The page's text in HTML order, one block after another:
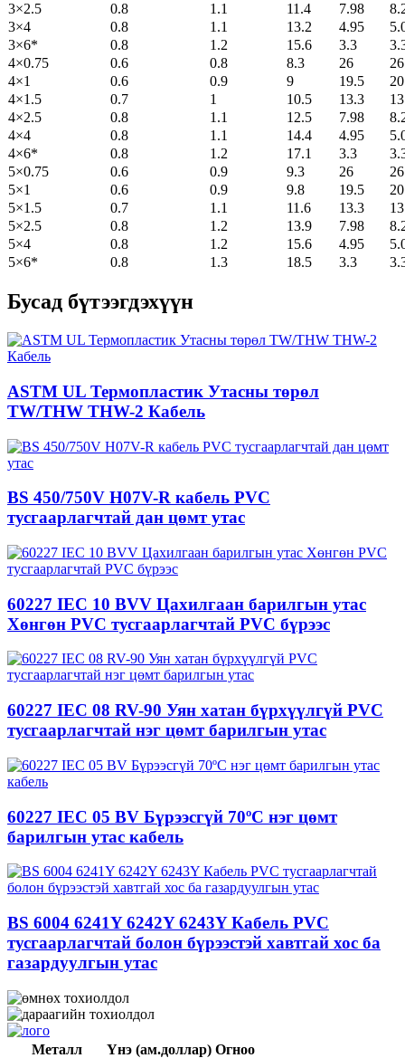
3×2.5
0.8 1.1 11.4 7.98
3×4
0.8 1.1 13.2 4.95
3×6*
0.8 1.2 15.6 3.3
4×0.75
0.6 0.8 8.3 26
4×1
0.6 0.9 9 19.5
20
4×1.5
0.7 1 10.5 13.3
4×2.5
0.8 1.1 12.5 7.98
4×4
0.8 1.1 14.4 4.95
4×6*
0.8 1.2 17.1 3.3
5×0.75
0.6 0.9 9.3 26
5×1
0.6 0.9 9.8 19.5
20
5×1.5
0.7 1.1 11.6 13.3
5×2.5
0.8 1.2 13.9 7.98
5×4
0.8 1.2 15.6 4.95
5×6*
0.8 1.3 18.5 3.3
Бусад бүтээгдэхүүн
ASTM UL Термопластик Утасны төрөл
TW/THW THW-2 Кабель
BS 450/750V H07V-R кабель PVC
тусгаарлагчтай дан цөмт утас
60227 IEC 10 BVV Цахилгаан барилгын утас
Хөнгөн PVC тусгаарлагчтай PVC бүрээс
60227 IEC 08 RV-90 Уян хатан бүрхүүлгүй PVC
тусгаарлагчтай нэг цөмт барилгын утас
60227 IEC 05 BV Бүрээсгүй 70ºC нэг цөмт
барилгын утас кабель
BS 6004 6241Y 6242Y 6243Y Кабель PVC
тусгаарлагчтай болон бүрээстэй хавтгай хос ба
газардуулгын утас
Металл Үнэ (ам.доллар) Огноо